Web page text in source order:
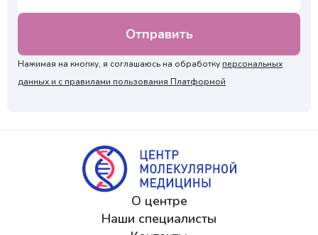
Нажимая на кнопку, я соглашаюсь на обработкуперсональных
данных и с правилами пользования Платформой
О центре
Наши специалисты